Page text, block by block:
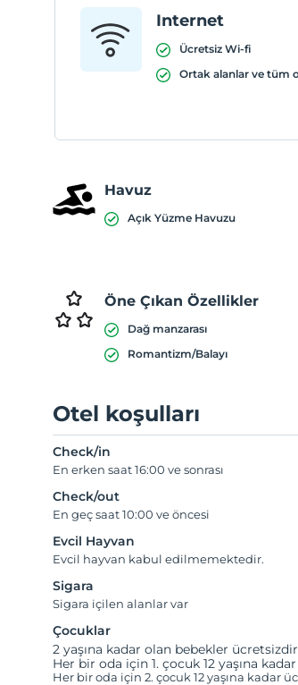
Internet
Ücretsiz Wi-fi
Ortak alanlar ve tüm
Havuz
Açık Yüzme Havuzu
Öne Çıkan Özellikler
Dağ manzarası
Romantizm/Balayı
Otel koşulları
Check/in
En erken saat 16:00 ve sonrası
Check/out
En geç saat 10:00 ve öncesi
Evcil Hayvan
Evcil hayvan kabul edilmemektedir.
Sigara
Sigara içilen alanlar var
Çocuklar
2 yaşına kadar olan bebekler
Her bir oda için 1. çocuk 12 yaşına
Her bir oda için 2. çocuk 12 yaşına kadar